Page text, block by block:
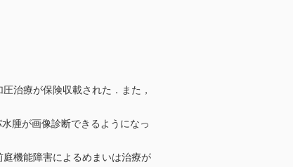
治療が保険収載された．また，
腫が画像診断できるようになっ
機能障害によるめまいは治療が